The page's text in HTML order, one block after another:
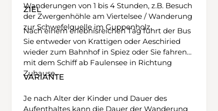
Wanderungen von 1 bis 4 Stunden, z.B. Besuch
der Zwergenhöhle am Viertelsee / Wanderung
zur Schwefelquelle im Guppenholz.
ZIEL
Nach einem erlebnisreichen Tag führt der Bus
Sie entweder von Krattigen oder Aeschiried
wieder zum Bahnhof in Spiez oder Sie fahren
mit dem Schiff ab Faulensee in Richtung
Zuhause.
VARIANTE
Je nach Alter der Kinder und Dauer des
Aufenthaltes kann die Dauer der Wanderung